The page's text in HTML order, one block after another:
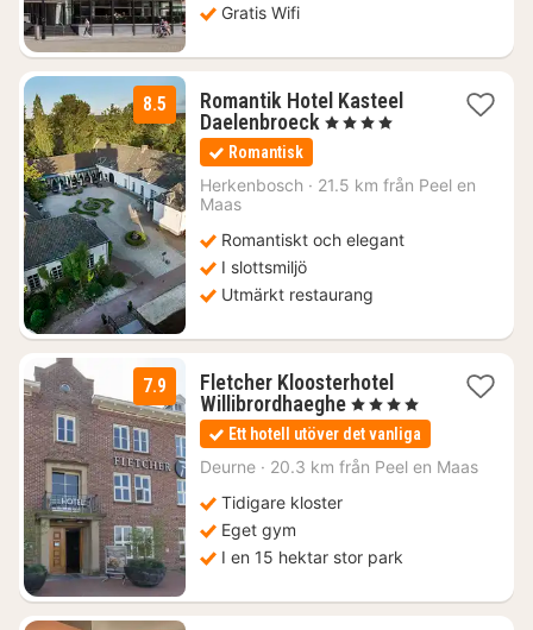
Gratis Wifi
8.5
Romantik Hotel Kasteel
Daelenbroeck 1
2445
, 4 Stjärnor
Romantisk
Herkenbosch · 21.5 km från Peel en
Maas
Romantiskt och elegant
I slottsmiljö
Utmärkt restaurang
7.9
Fletcher Kloosterhotel
Willibrordhaeghe1
natt
från
1480
, 4 Stjärnor
Ett hotell utöver det vanliga
Deurne · 20.3 km från Peel en Maas
Tidigare kloster
Eget gym
I en 15 hektar stor park